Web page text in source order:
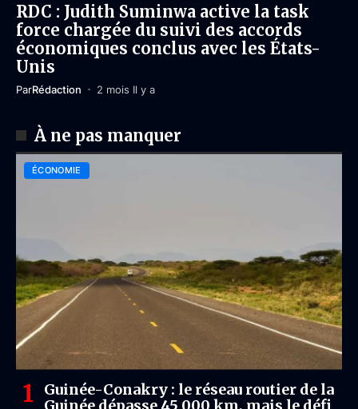
RDC : Judith Suminwa active la task
force chargée du suivi des accords
économiques conclus avec les États-
Unis
ParRédaction 2 mois Il y a
À ne pas manquer
ÉCONOMIE
Guinée-Conakry : le réseau routier de la
Guinée dépasse 45 000 km, mais le défi